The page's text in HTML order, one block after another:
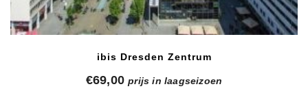
ibis Dresden Zentrum
€69,00 prijs in laagseizoen